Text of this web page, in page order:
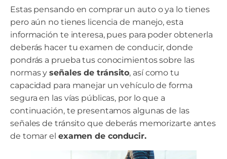
Estas pensando en comprar un auto o ya lo tienes
pero aún no tienes licencia de manejo, esta
información te interesa, pues para poder obtenerla
deberás hacer tu examen de conducir, donde
pondrás a prueba tus conocimientos sobre las
normas yseñales de tránsito, así como tu
capacidad para manejar un vehículo de forma
segura en las vías públicas, por lo que a
continuación, te presentamos algunas de las
señales de tránsito que deberás memorizarte antes
de tomar el examen de conducir.